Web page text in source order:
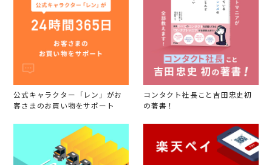
公式キャラクター「レン」がお
客さまのお買い物をサポート
コンタクト社長こと吉田忠史初
の著書！